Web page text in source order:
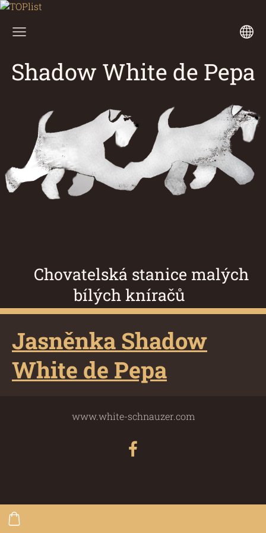
Shadow White de Pepa
Chovatelská stanice malých
bílých kníračů
Jasněnka Shadow
White de Pepa
www.white-schnauzer.com